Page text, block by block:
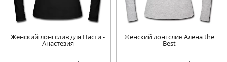
Женский лонгслив для Насти -
Анастезия
Женский лонгслив Алёна the
Best